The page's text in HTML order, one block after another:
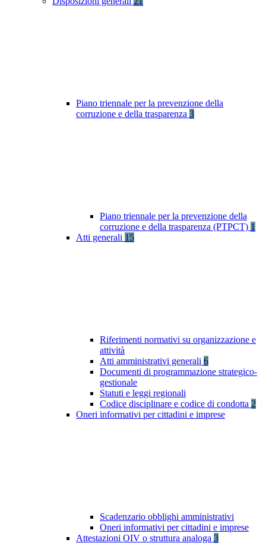
Piano triennale per la prevenzione della
corruzione e della trasparenza 3
Piano triennale per la prevenzione della
corruzione e della trasparenza (PTPCT) 1
Atti generali 15
Riferimenti normativi su organizzazione e
attività
Atti amministrativi generali 6
Documenti di programmazione strategico-
gestionale
Statuti e leggi regionali
Codice disciplinare e codice di condotta 2
Oneri informativi per cittadini e imprese
Scadenzario obblighi amministrativi
Oneri informativi per cittadini e imprese
Attestazioni OIV o struttura analoga 3